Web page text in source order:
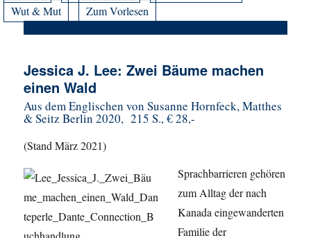
Wut & Mut
Zum Vorlesen
Jessica J. Lee: Zwei Bäume machen
einen Wald
Aus dem Englischen von Susanne Hornfeck, Matthes
& Seitz Berlin 2020, 215 S., € 28,-
(Stand März 2021)
Sprachbarrieren gehören
zum Alltag der nach
Kanada eingewanderten
Familie der